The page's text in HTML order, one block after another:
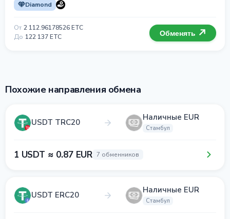
Diamond
От 2 112.96178526 ETC
До 122 137 ETC Обменять
Похожие направления обмена
USDT TRC20 Наличные EUR
Стамбул
1 USDT ≈ 0.87 EUR 7 обменников
USDT ERC20 Наличные EUR
Стамбул